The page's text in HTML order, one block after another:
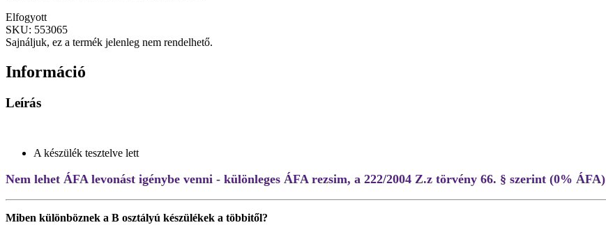
Elfogyott
SKU: 553065
Sajnáljuk, ez a termék jelenleg nem rendelhető.
Információ
Leírás
A készülék tesztelve lett
Nem lehet ÁFA levonást igénybe venni - különleges ÁFA rezsim, a 222/2004 Z.z törvény 66. § szerint (0% ÁFA)
Miben különböznek a B osztályú készülékek a többitől?